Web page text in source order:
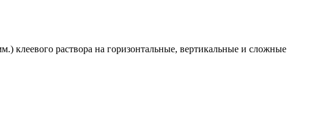
клеевого раствора на горизонтальные, вертикальные и сложные